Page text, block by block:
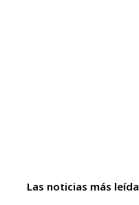
Las noticias más